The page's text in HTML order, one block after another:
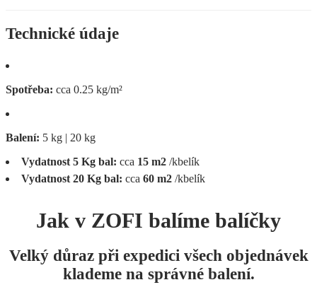
Technické údaje
Spotřeba: cca 0.25 kg/m²
Balení: 5 kg | 20 kg
Vydatnost 5 Kg bal: cca 15 m2 /kbelík
Vydatnost 20 Kg bal: cca 60 m2 /kbelík
Jak v ZOFI balíme balíčky
Velký důraz při expedici všech objednávek
klademe na správné balení.